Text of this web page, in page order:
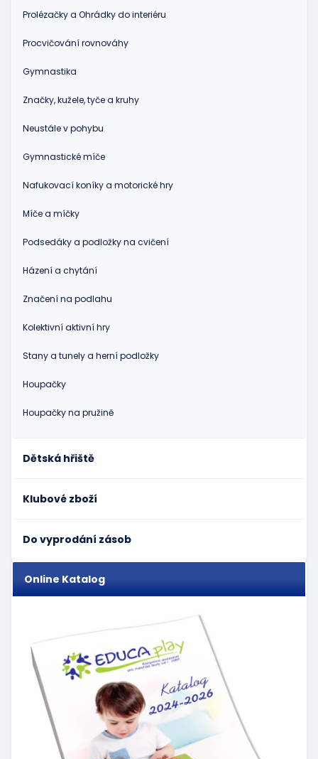
Prolézačky a Ohrádky do interiéru
Procvičování rovnováhy
Gymnastika
Značky, kužele, tyče a kruhy
Neustále v pohybu
Gymnastické míče
Nafukovací koníky a motorické hry
Míče a míčky
Podsedáky a podložky na cvičení
Házení a chytání
Značení na podlahu
Kolektivní aktivní hry
Stany a tunely a herní podložky
Houpačky
Houpačky na pružině
Dětská hřiště
Klubové zboží
Do vyprodání zásob
Online Katalog